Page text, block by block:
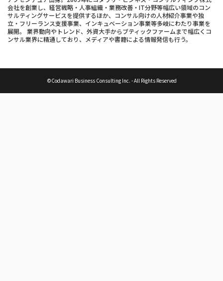
会社を創業し、経営戦略・人事組織・業務改善・IT分野等幅広い領域のコン
サルティングサービスを提供するほか、コンサル向けの人材紹介事業や独
立・フリーランス支援事業、インキュベーション事業等多岐にわたり事業を
展開。 業界動向やトレンド、外資大手からブティックファームまで幅広くコ
ンサル業界に精通しており、メディアや書籍による情報発信も行う。
©Codawari Business Consulting Inc. - All Rights Reserved